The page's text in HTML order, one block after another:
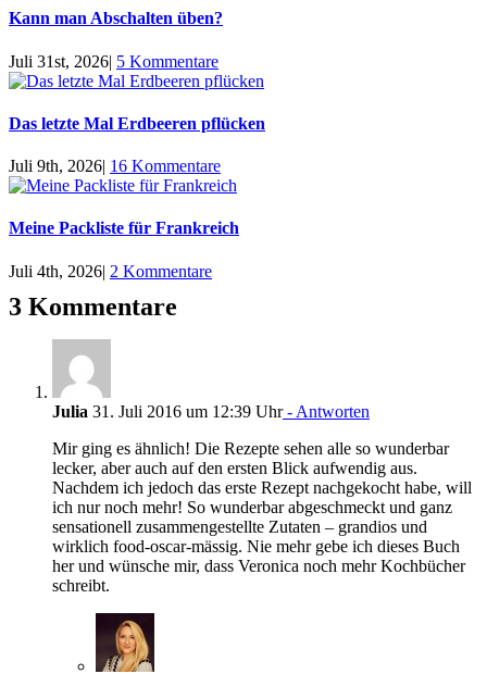
Kann man Abschalten üben?
Juli 31st, 2026| 5 Kommentare
Das letzte Mal Erdbeeren pflücken
Juli 9th, 2026| 16 Kommentare
Meine Packliste für Frankreich
Juli 4th, 2026| 2 Kommentare
3 Kommentare
Julia 31. Juli 2016 um 12:39 Uhr- Antworten
Mir ging es ähnlich! Die Rezepte sehen alle so wunderbar
lecker, aber auch auf den ersten Blick aufwendig aus.
Nachdem ich jedoch das erste Rezept nachgekocht habe, will
ich nur noch mehr! So wunderbar abgeschmeckt und ganz
sensationell zusammengestellte Zutaten – grandios und
wirklich food-oscar-mässig. Nie mehr gebe ich dieses Buch
her und wünsche mir, dass Veronica noch mehr Kochbücher
schreibt.